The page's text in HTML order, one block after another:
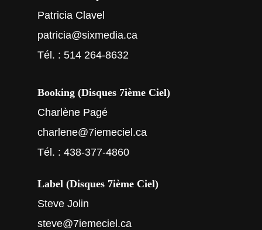
Patricia Clavel
patricia@sixmedia.ca
Tél. : 514 264-8632
Booking (Disques 7ième Ciel)
Charlène Pagé
charlene@7iemeciel.ca
Tél. : 438-377-4860
Label (Disques 7ième Ciel)
Steve Jolin
steve@7iemeciel.ca